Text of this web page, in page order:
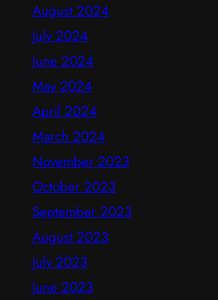
August 2024
July 2024
June 2024
May 2024
April 2024
March 2024
November 2023
October 2023
September 2023
August 2023
July 2023
June 2023